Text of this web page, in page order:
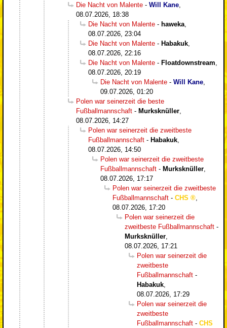
Die Nacht von Malente - Will Kane
08.07.2026, 18:38
Die Nacht von Malente - haweka
08.07.2026, 23:04
Die Nacht von Malente - Habakuk
08.07.2026, 22:16
Die Nacht von Malente - Floatdownstream
08.07.2026, 20:19
Die Nacht von Malente - Will Kane
09.07.2026, 01:20
Polen war seinerzeit die beste
Fußballmannschaft - Murksknüller
08.07.2026, 14:27
Polen war seinerzeit die zweitbeste
Fußballmannschaft - Habakuk
08.07.2026, 14:50
Polen war seinerzeit die zweitbeste
Fußballmannschaft - Murksknüller
08.07.2026, 17:17
Polen war seinerzeit die zweitbeste
Fußballmannschaft - CHS
08.07.2026, 17:20
Polen war seinerzeit die
zweitbeste Fußballmannschaft -
Murksknüller
08.07.2026, 17:21
Polen war seinerzeit die
zweitbeste
Fußballmannschaft -
Habakuk
08.07.2026, 17:29
Polen war seinerzeit die
zweitbeste
Fußballmannschaft - CHS